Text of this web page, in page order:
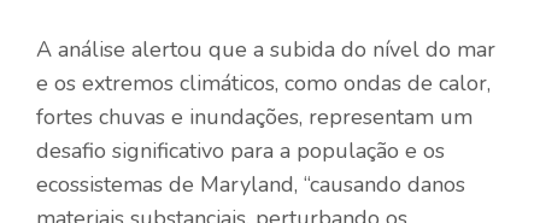
A análise alertou que a subida do nível do mar
e os extremos climáticos, como ondas de calor,
fortes chuvas e inundações, representam um
desafio significativo para a população e os
ecossistemas de Maryland, “causando danos